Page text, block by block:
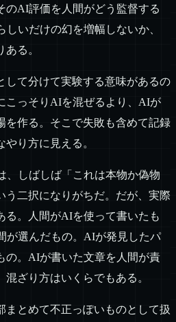
のAI評価を人間がどう監督する
いだけの幻を増幅しないか、
る。
して分けて実験する意味があるの
こっそりAIを混ぜるより、AIが
を作る。そこで失敗も含めて記録
り方に見える。
、しばしば「これは本物か偽物
う二択になりがちだ。だが、実際
る。人間がAIを使って書いたも
が選んだもの。AIが発見したパ
の。AIが書いた文章を人間が責
ざり方はいくらでもある。
まとめて不正っぽいものとして扱